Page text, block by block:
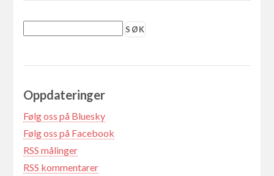
Oppdateringer
Følg oss på Bluesky
Følg oss på Facebook
RSS målinger
RSS kommentarer